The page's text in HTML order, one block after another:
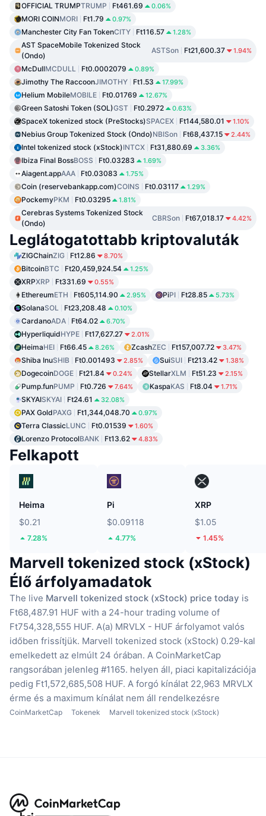
OFFICIAL TRUMPTRUMP Ft461.69 0.06%
MORI COINMORI Ft1.79 0.97%
Manchester City Fan TokenCITY Ft116.57 1.28%
AST SpaceMobile Tokenized Stock
(Ondo)
ASTSon Ft21,600.37 1.94%
McDullMCDULL Ft0.0002079 0.89%
Jimothy The RaccoonJIMOTHY Ft1.53 17.99%
Helium MobileMOBILE Ft0.01769 12.67%
Green Satoshi Token (SOL)GST Ft0.2972 0.63%
SpaceX tokenized stock (PreStocks)SPACEX Ft144,580.01 1.10%
Nebius Group Tokenized Stock (Ondo)NBISon Ft68,437.15 2.44%
Intel tokenized stock (xStock)INTCX Ft31,880.69 3.36%
Ibiza Final BossBOSS Ft0.03283 1.69%
Aiagent.appAAA Ft0.03083 1.75%
Coin (reservebankapp.com)COINS Ft0.03117 1.29%
PockemyPKM Ft0.03295 1.81%
Cerebras Systems Tokenized Stock
(Ondo)
CBRSon Ft67,018.17 4.42%
Leglátogatottabb kriptovaluták
ZIGChainZIG Ft12.86 8.70%
BitcoinBTC Ft20,459,924.54 1.25%
XRPXRP Ft331.69 0.55%
EthereumETH Ft605,114.90 2.95% PiPI Ft28.85 5.73%
SolanaSOL Ft23,208.48 0.10%
CardanoADA Ft64.02 6.70%
HyperliquidHYPE Ft17,627.27 2.01%
HeimaHEI Ft66.45 8.26% ZcashZEC Ft157,007.72 3.47%
Shiba InuSHIB Ft0.001493 2.85% SuiSUI Ft213.42 1.38%
DogecoinDOGE Ft21.84 0.24% StellarXLM Ft51.23 2.15%
Pump.funPUMP Ft0.726 7.64% KaspaKAS Ft8.04 1.71%
SKYAISKYAI Ft24.61 32.08%
PAX GoldPAXG Ft1,344,048.70 0.97%
Terra ClassicLUNC Ft0.01539 1.60%
Lorenzo ProtocolBANK Ft13.62 4.83%
Felkapott
Heima
$0.21
7.28%
Pi
$0.09118
4.77%
XRP
$1.05
1.45%
Marvell tokenized stock (xStock)
Élő árfolyamadatok
The live Marvell tokenized stock (xStock) price today is
Ft68,487.91 HUF with a 24-hour trading volume of
Ft754,328,555 HUF. A(a) MRVLX - HUF árfolyamot valós
időben frissítjük. Marvell tokenized stock (xStock) 0.29-kal
emelkedett az elmúlt 24 órában. A CoinMarketCap
rangsorában jelenleg #1165. helyen áll, piaci kapitalizációja
pedig Ft1,572,685,508 HUF. A forgó kínálat 22,963 MRVLX
érme és a maximum kínálat nem áll rendelkezésre
CoinMarketCap Tokenek Marvell tokenized stock (xStock)